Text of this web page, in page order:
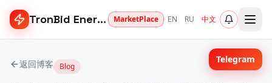
TronBid Energy MarketPlace EN RU 中文
返回博客 Blog
Telegram